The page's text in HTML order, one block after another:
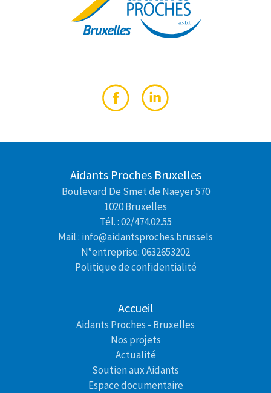
Aidants Proches Bruxelles
Boulevard De Smet de Naeyer 570
1020 Bruxelles
Tél. : 02/474.02.55
Mail : info@aidantsproches.brussels
N°entreprise: 0632653202
Politique de confidentialité
Accueil
Aidants Proches - Bruxelles
Nos projets
Actualité
Soutien aux Aidants
Espace documentaire